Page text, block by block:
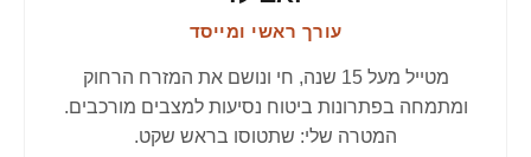
עורך ראשי ומייסד
מטייל מעל 15 שנה, חי ונושם את המזרח הרחוק
ומתמחה בפתרונות ביטוח נסיעות למצבים מורכבים.
המטרה שלי: שתטוסו בראש שקט.